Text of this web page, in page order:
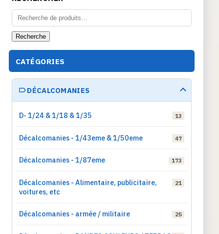
Recherche
pour :
Recherche
CATÉGORIES
DÉCALCOMANIES
D- 1/24 & 1/18 & 1/35 13
Décalcomanies - 1/43eme & 1/50eme 47
Décalcomanies - 1/87eme 173
Décalcomanies - Alimentaire, publicitaire,
voitures, etc
21
Décalcomanies - armée / militaire 25